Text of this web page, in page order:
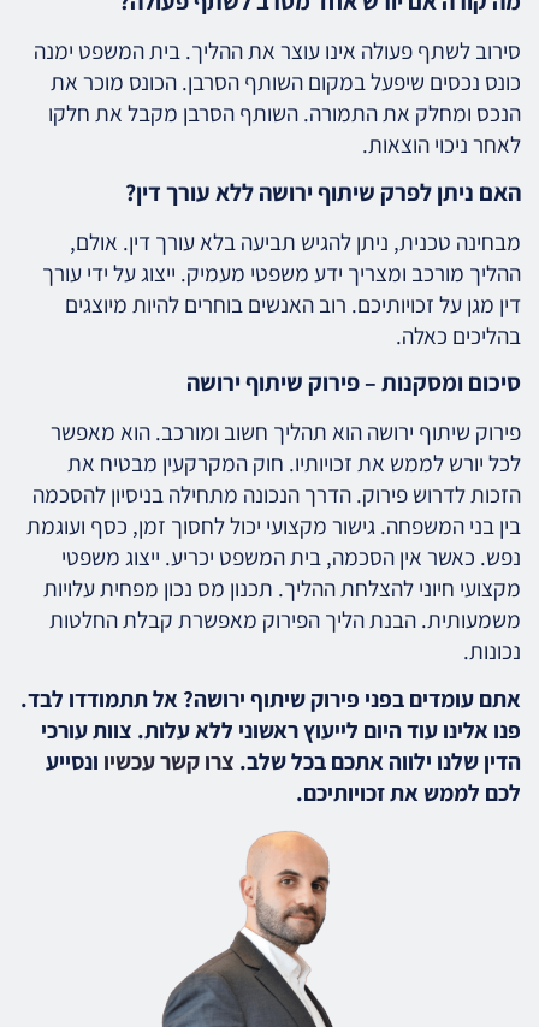
סירוב לשתף פעולה אינו עוצר את ההליך. בית המשפט ימנה
כונס נכסים שיפעל במקום השותף הסרבן. הכונס מוכר את
הנכס ומחלק את התמורה. השותף הסרבן מקבל את חלקו
לאחר ניכוי הוצאות.
האם ניתן לפרק שיתוף ירושה ללא עורך דין?
מבחינה טכנית, ניתן להגיש תביעה בלא עורך דין. אולם,
ההליך מורכב ומצריך ידע משפטי מעמיק. ייצוג על ידי עורך
דין מגן על זכויותיכם. רוב האנשים בוחרים להיות מיוצגים
בהליכים כאלה.
סיכום ומסקנות – פירוק שיתוף ירושה
פירוק שיתוף ירושה הוא תהליך חשוב ומורכב. הוא מאפשר
לכל יורש לממש את זכויותיו. חוק המקרקעין מבטיח את
הזכות לדרוש פירוק. הדרך הנכונה מתחילה בניסיון להסכמה
בין בני המשפחה. גישור מקצועי יכול לחסוך זמן, כסף ועוגמת
נפש. כאשר אין הסכמה, בית המשפט יכריע. ייצוג משפטי
מקצועי חיוני להצלחת ההליך. תכנון מס נכון מפחית עלויות
משמעותית. הבנת הליך הפירוק מאפשרת קבלת החלטות
נכונות.
אתם עומדים בפני פירוק שיתוף ירושה? אל תתמודדו לבד.
פנו אלינו עוד היום לייעוץ ראשוני ללא עלות. צוות עורכי
הדין שלנו ילווה אתכם בכל שלב. צרו קשר עכשיו ונסייע
לכם לממש את זכויותיכם.